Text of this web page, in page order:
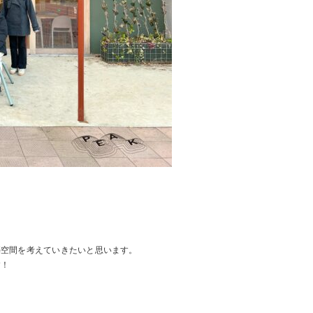
間を考えていきたいと思います。